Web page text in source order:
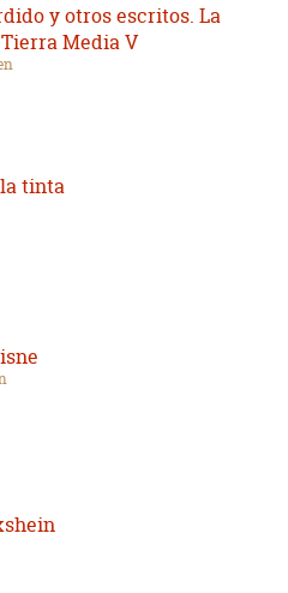
y otros escritos. La
Media V
tinta